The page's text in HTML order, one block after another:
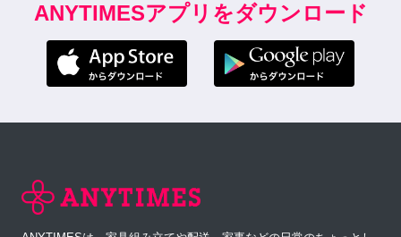
ANYTIMESアプリをダウンロード